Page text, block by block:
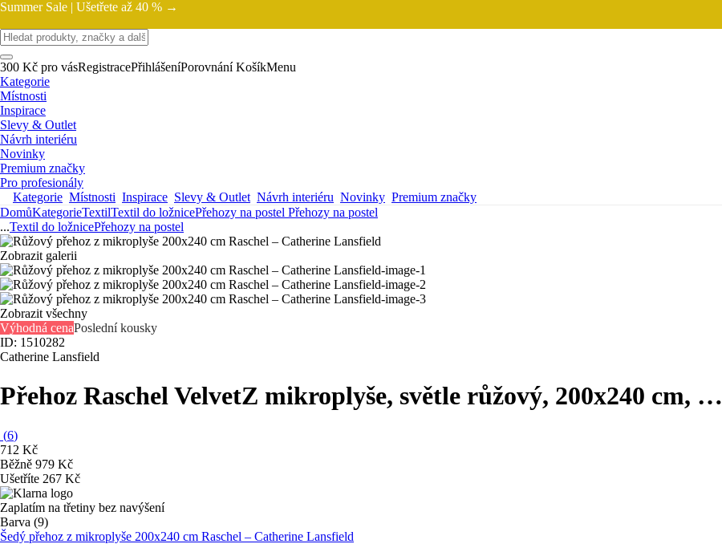
Summer Sale | Ušetřete až 40 % →
300 Kč pro vásRegistracePřihlášeníPorovnání KošíkMenu
Kategorie
Místnosti
Inspirace
Slevy & Outlet
Návrh interiéru
Novinky
Premium značky
Pro profesionály
Kategorie Místnosti Inspirace Slevy & Outlet Návrh interiéru Novinky Premium značky
DomůKategorieTextilTextil do ložnicePřehozy na postel Přehozy na postel
...Textil do ložnicePřehozy na postel
Zobrazit galerii
Zobrazit všechny
Výhodná cenaPoslední kousky
ID: 1510282
Catherine Lansfield
Přehoz Raschel VelvetZ mikroplyše, světle růžový, 200x240 cm, …
(6)
712 Kč
Běžně 979 Kč
Ušetříte 267 Kč
Zaplatím na třetiny bez navýšení
Barva (9)
Šedý přehoz z mikroplyše 200x240 cm Raschel – Catherine Lansfield